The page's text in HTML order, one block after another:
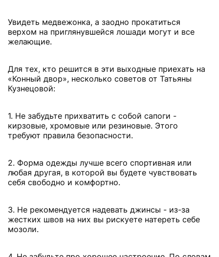
Увидеть медвежонка, а заодно прокатиться
верхом на приглянувшейся лошади могут и все
желающие.
Для тех, кто решится в эти выходные приехать на
«Конный двор», несколько советов от Татьяны
Кузнецовой:
1. Не забудьте прихватить с собой сапоги -
кирзовые, хромовые или резиновые. Этого
требуют правила безопасности.
2. Форма одежды лучше всего спортивная или
любая другая, в которой вы будете чувствовать
себя свободно и комфортно.
3. Не рекомендуется надевать джинсы - из-за
жестких швов на них вы рискуете натереть себе
мозоли.